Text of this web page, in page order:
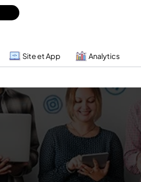
Site et App Analytics